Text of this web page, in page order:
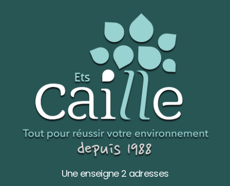
Une enseigne 2 adresses